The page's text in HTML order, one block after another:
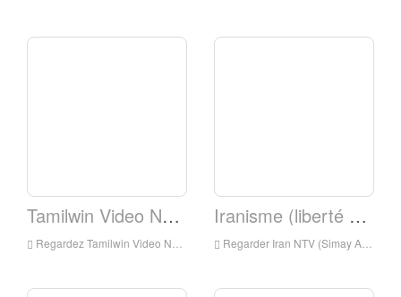
Tamilwin Video News
Regardez Tamilwin Video News Live Online, Tamilwin Video News HD Streaming en direct, Tamilwin Video News Montre Télévision en direct de l'Angleterre
Iranisme (liberté de temps)
Regarder Iran NTV (Simay Azadi) en direct en ligne, iranntv (Simay Azadi) HD Streaming en direct, iranntv (Simay Azadi) Regarder la télévision en direct de l'Angleterre